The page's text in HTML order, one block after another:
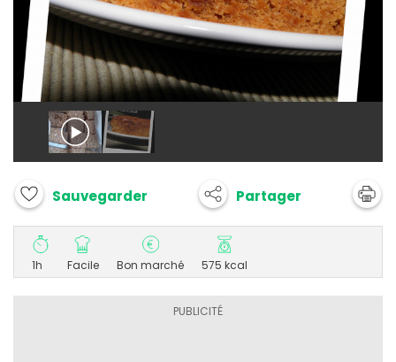
Sauvegarder Partager
1h Facile Bon marché 575 kcal